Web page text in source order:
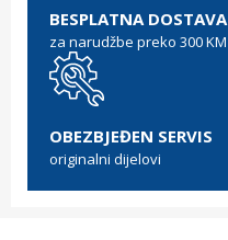
BESPLATNA DOSTAVA
za narudžbe preko 300 KM
OBEZBJEĐEN SERVIS
originalni dijelovi